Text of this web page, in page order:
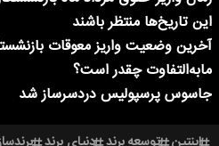
این تاریخ‌ها منتظر باشند
آخرین وضعیت واریز معوقات
مابه‌التفاوت چقدر است؟
جاسوس پرسپولیس دردسرساز شد